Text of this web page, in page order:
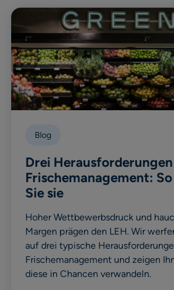
Blog
Drei
Frischemanagement:
Sie sie
Hoher Wettbewerbsdruck und
Margen prägen den LEH. Wir
auf drei typische
Frischemanagement und zeigen
diese in Chancen verwandeln.